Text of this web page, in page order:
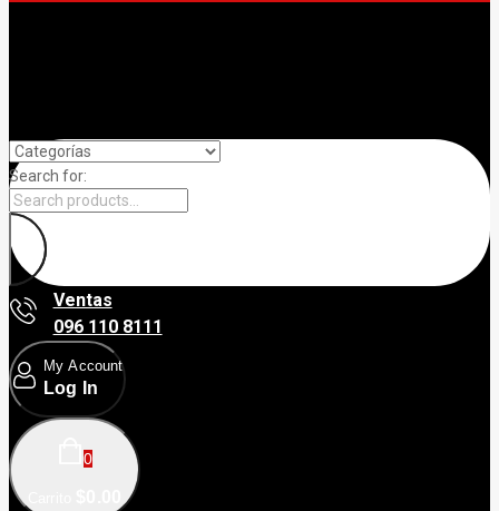
Search for:
Ventas
096 110 8111
My Account
Log In
0